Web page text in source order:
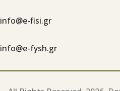
info@e-fisi.gr
info@e-fysh.gr